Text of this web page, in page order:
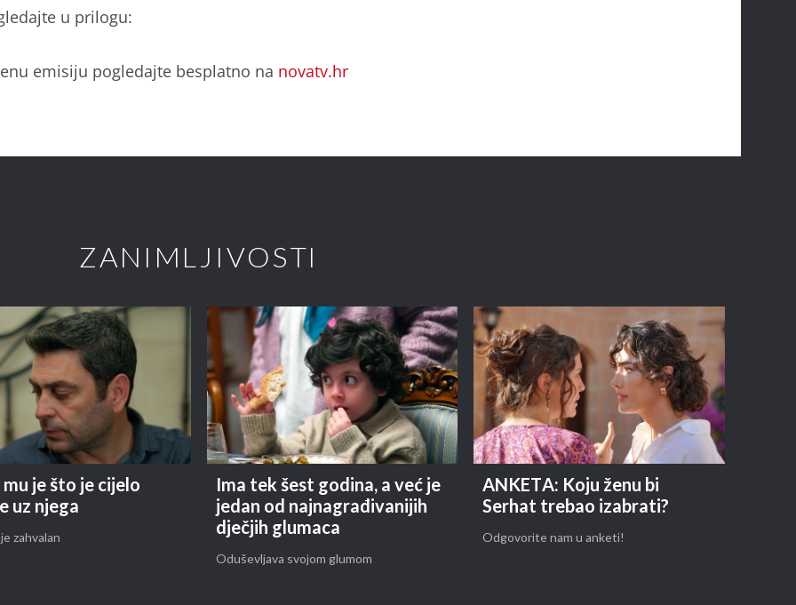
u prilogu:
emisiju pogledajte besplatno na novatv.hr
ZANIMLJIVOSTI
je što je cijelo
uz njega
zahvalan
Ima tek šest godina, a već je
jedan od najnagrađivanijih
dječjih glumaca
Oduševljava svojom glumom
ANKETA: Koju ženu bi
Serhat trebao izabrati?
Odgovorite nam u anketi!